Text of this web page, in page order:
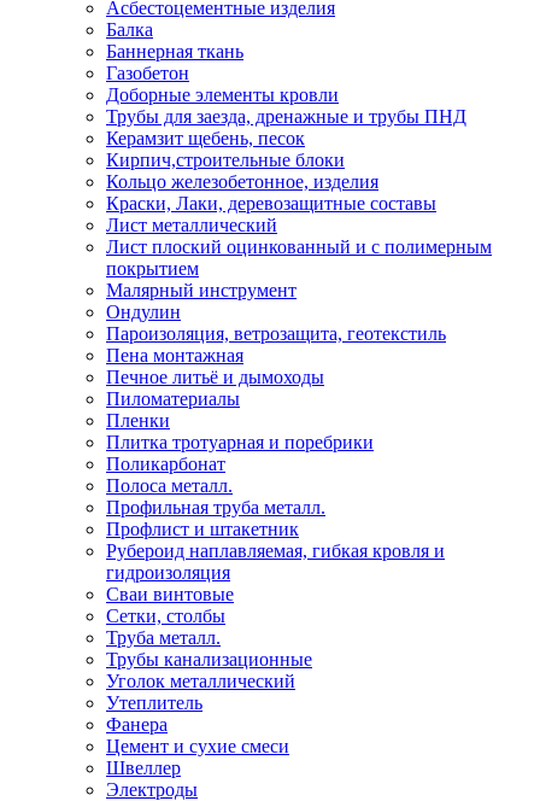
Асбестоцементные изделия
Балка
Баннерная ткань
Газобетон
Доборные элементы кровли
Трубы для заезда, дренажные и трубы ПНД
Керамзит щебень, песок
Кирпич,строительные блоки
Кольцо железобетонное, изделия
Краски, Лаки, деревозащитные составы
Лист металлический
Лист плоский оцинкованный и с полимерным
покрытием
Малярный инструмент
Ондулин
Пароизоляция, ветрозащита, геотекстиль
Пена монтажная
Печное литьё и дымоходы
Пиломатериалы
Пленки
Плитка тротуарная и поребрики
Поликарбонат
Полоса металл.
Профильная труба металл.
Профлист и штакетник
Рубероид наплавляемая, гибкая кровля и
гидроизоляция
Сваи винтовые
Сетки, столбы
Труба металл.
Трубы канализационные
Уголок металлический
Утеплитель
Фанера
Цемент и сухие смеси
Швеллер
Электроды